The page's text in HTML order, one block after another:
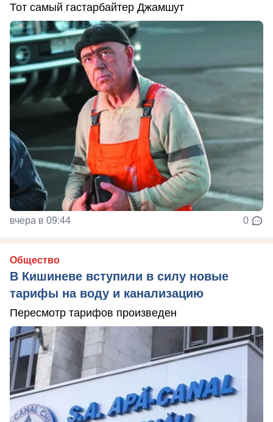
Тот самый гастарбайтер Джамшут
вчера в 09:44 0
Общество
В Кишиневе вступили в силу новые
тарифы на воду и канализацию
Пересмотр тарифов произведен